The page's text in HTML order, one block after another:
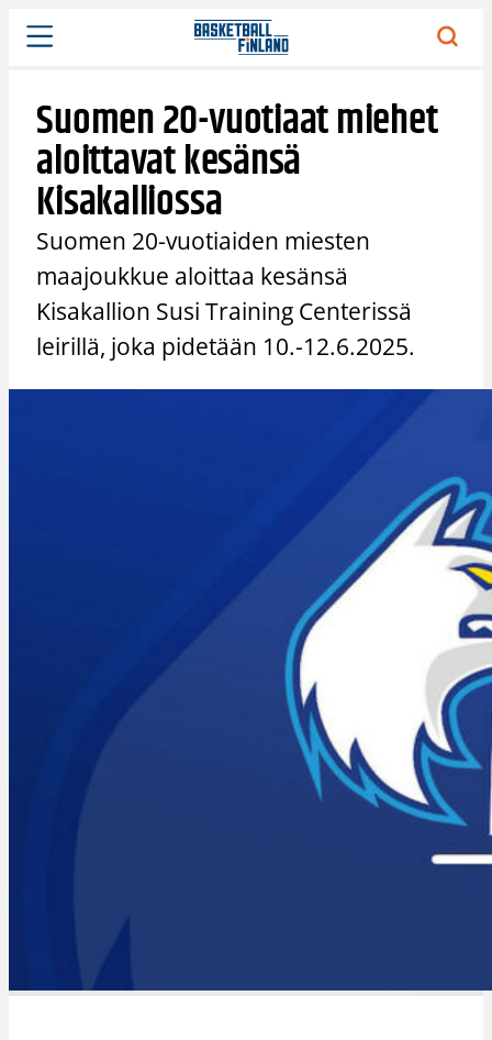
Siirry
sisältöön
Suomen 20-vuotiaat miehet
aloittavat kesänsä
Kisakalliossa
Suomen 20-vuotiaiden miesten
maajoukkue aloittaa kesänsä
Kisakallion Susi Training Centerissä
leirillä, joka pidetään 10.-12.6.2025.